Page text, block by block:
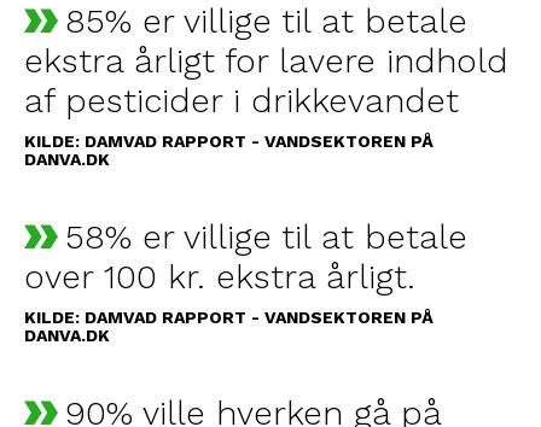
85% er villige til at betale
ekstra årligt for lavere indhold
af pesticider i drikkevandet
KILDE: DAMVAD RAPPORT - VANDSEKTOREN PÅ
DANVA.DK
58% er villige til at betale
over 100 kr. ekstra årligt.
KILDE: DAMVAD RAPPORT - VANDSEKTOREN PÅ
DANVA.DK
90% ville hverken gå på